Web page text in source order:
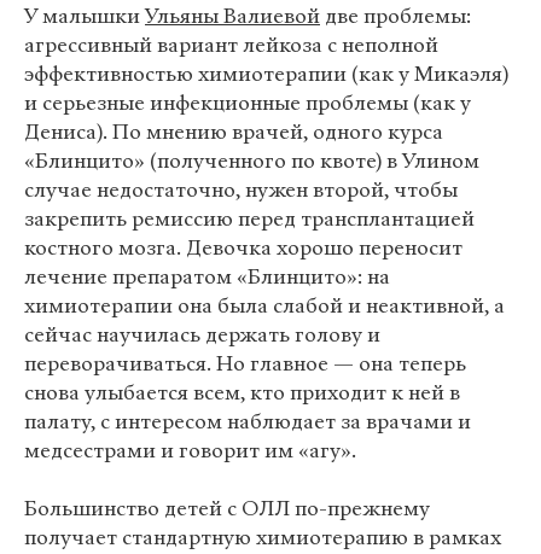
У малышкиУльяны Валиевой две проблемы:
агрессивный вариант лейкоза с неполной
эффективностью химиотерапии (как у Микаэля)
и серьезные инфекционные проблемы (как у
Дениса). По мнению врачей, одного курса
«Блинцито» (полученного по квоте) в Улином
случае недостаточно, нужен второй, чтобы
закрепить ремиссию перед трансплантацией
костного мозга. Девочка хорошо переносит
лечение препаратом «Блинцито»: на
химиотерапии она была слабой и неактивной, а
сейчас научилась держать голову и
переворачиваться. Но главное — она теперь
снова улыбается всем, кто приходит к ней в
палату, с интересом наблюдает за врачами и
медсестрами и говорит им «агу».
Большинство детей с ОЛЛ по-прежнему
получает стандартную химиотерапию в рамках